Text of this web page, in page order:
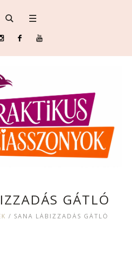
GÁTLÓ
/ SANA LÁBIZZADÁS GÁTLÓ